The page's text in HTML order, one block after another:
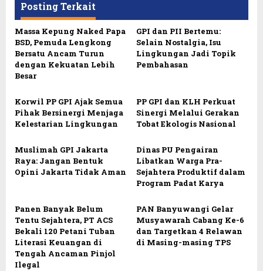
Posting Terkait
Massa Kepung Naked Papa
BSD, Pemuda Lengkong
Bersatu Ancam Turun
dengan Kekuatan Lebih
Besar
GPI dan PII Bertemu:
Selain Nostalgia, Isu
Lingkungan Jadi Topik
Pembahasan
Korwil PP GPI Ajak Semua
Pihak Bersinergi Menjaga
Kelestarian Lingkungan
PP GPI dan KLH Perkuat
Sinergi Melalui Gerakan
Tobat Ekologis Nasional
Muslimah GPI Jakarta
Raya: Jangan Bentuk
Opini Jakarta Tidak Aman
Dinas PU Pengairan
Libatkan Warga Pra-
Sejahtera Produktif dalam
Program Padat Karya
Panen Banyak Belum
Tentu Sejahtera, PT ACS
Bekali 120 Petani Tuban
Literasi Keuangan di
Tengah Ancaman Pinjol
Ilegal
PAN Banyuwangi Gelar
Musyawarah Cabang Ke-6
dan Targetkan 4 Relawan
di Masing-masing TPS